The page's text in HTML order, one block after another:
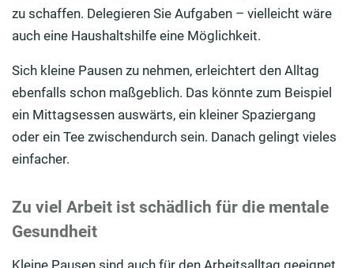
zu schaffen. Delegieren Sie Aufgaben – vielleicht wäre
auch eine Haushaltshilfe eine Möglichkeit.
Sich kleine Pausen zu nehmen, erleichtert den Alltag
ebenfalls schon maßgeblich. Das könnte zum Beispiel
ein Mittagsessen auswärts, ein kleiner Spaziergang
oder ein Tee zwischendurch sein. Danach gelingt vieles
einfacher.
Zu viel Arbeit ist schädlich für die mentale
Gesundheit
Kleine Pausen sind auch für den Arbeitsalltag geeignet.